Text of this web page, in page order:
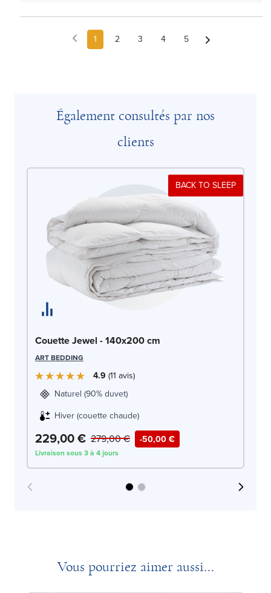
1 2 3 4 5
Également consultés par nos
clients
BACK TO SLEEP
Couette Jewel - 140x200 cm
ART BEDDING
4.9 11 avis
Naturel (90% duvet)
Hiver (couette chaude)
229,00 € -50,00 €
279,00 €
Livraison sous 3 à 4 jours
Vous pourriez aimer aussi...